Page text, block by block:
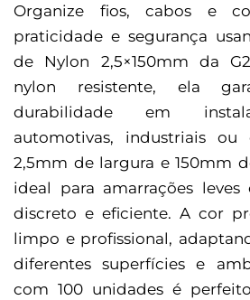
Organize fios, cabos e
praticidade e segurança
de Nylon 2,5×150mm da
nylon resistente, ela
durabilidade em
automotivas, industriais ou
2,5mm de largura e 150mm
ideal para amarrações
discreto e eficiente. A cor
limpo e profissional,
diferentes superfícies e
com 100 unidades é